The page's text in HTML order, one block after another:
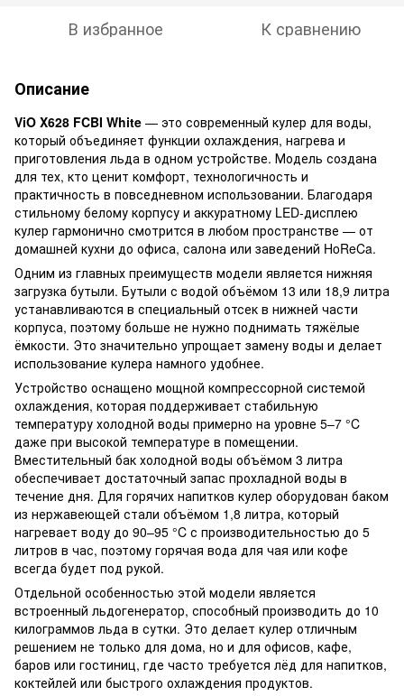
В избранное К сравнению
Описание
ViO X628 FCBI White — это современный кулер для воды,
который объединяет функции охлаждения, нагрева и
приготовления льда в одном устройстве. Модель создана
для тех, кто ценит комфорт, технологичность и
практичность в повседневном использовании. Благодаря
стильному белому корпусу и аккуратному LED-дисплею
кулер гармонично смотрится в любом пространстве — от
домашней кухни до офиса, салона или заведений HoReCa.
Одним из главных преимуществ модели является нижняя
загрузка бутыли. Бутыли с водой объёмом 13 или 18,9 литра
устанавливаются в специальный отсек в нижней части
корпуса, поэтому больше не нужно поднимать тяжёлые
ёмкости. Это значительно упрощает замену воды и делает
использование кулера намного удобнее.
Устройство оснащено мощной компрессорной системой
охлаждения, которая поддерживает стабильную
температуру холодной воды примерно на уровне 5–7 °C
даже при высокой температуре в помещении.
Вместительный бак холодной воды объёмом 3 литра
обеспечивает достаточный запас прохладной воды в
течение дня. Для горячих напитков кулер оборудован баком
из нержавеющей стали объёмом 1,8 литра, который
нагревает воду до 90–95 °C с производительностью до 5
литров в час, поэтому горячая вода для чая или кофе
всегда будет под рукой.
Отдельной особенностью этой модели является
встроенный льдогенератор, способный производить до 10
килограммов льда в сутки. Это делает кулер отличным
решением не только для дома, но и для офисов, кафе,
баров или гостиниц, где часто требуется лёд для напитков,
коктейлей или быстрого охлаждения продуктов.